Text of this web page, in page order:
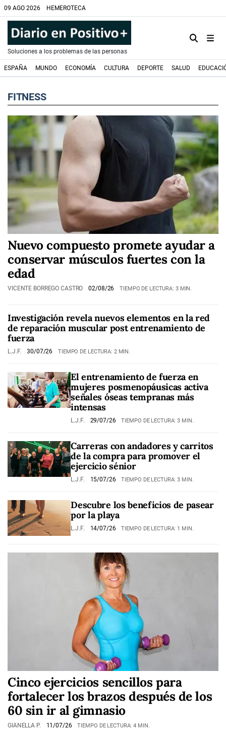
09 AGO 2026 HEMEROTECA
Soluciones a los problemas de las personas
ESPAÑA MUNDO ECONOMÍA CULTURA DEPORTE SALUD
FITNESS
Nuevo compuesto promete ayudar a
conservar músculos fuertes con la
edad
VICENTE BORREGO CASTRO 02/08/26 TIEMPO DE LECTURA: 3 MIN.
Investigación revela nuevos elementos en la red
de reparación muscular post entrenamiento de
fuerza
L.J.F. 30/07/26 TIEMPO DE LECTURA: 2 MIN.
El entrenamiento de fuerza en
mujeres posmenopáusicas activa
señales óseas tempranas más
intensas
L.J.F. 29/07/26 TIEMPO DE LECTURA: 3 MIN.
Carreras con andadores y carritos
de la compra para promover el
ejercicio sénior
L.J.F. 15/07/26 TIEMPO DE LECTURA: 3 MIN.
Descubre los beneficios de pasear
por la playa
L.J.F. 14/07/26 TIEMPO DE LECTURA: 1 MIN.
Cinco ejercicios sencillos para
fortalecer los brazos después de los
60 sin ir al gimnasio
GIANELLA P. 11/07/26 TIEMPO DE LECTURA: 4 MIN.